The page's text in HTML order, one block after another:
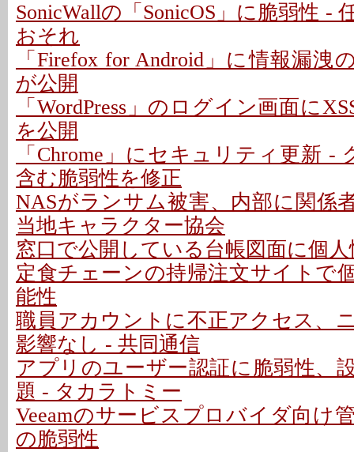
SonicWallの「SonicOS」に脆弱性 -
おそれ
「Firefox for Android」に情報漏洩
が公開
「WordPress」のログイン画面に
を公開
「Chrome」にセキュリティ更新 -
含む脆弱性を修正
NASがランサム被害、内部に関係
当地キャラクター協会
窓口で公開している台帳図面に個
定食チェーンの持帰注文サイトで
能性
職員アカウントに不正アクセス、
影響なし - 共同通信
アプリのユーザー認証に脆弱性、
題 - タカラトミー
Veeamのサービスプロバイダ向け
の脆弱性